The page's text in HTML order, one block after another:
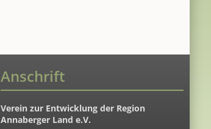
Anschrift
Verein zur Entwicklung der Region
Annaberger Land e.V.